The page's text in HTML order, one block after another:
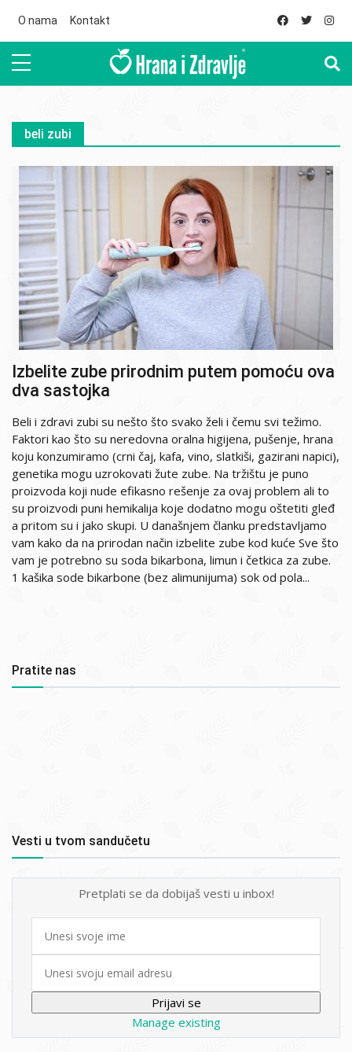
O nama Kontakt
beli zubi
Izbelite zube prirodnim putem pomoću ova
dva sastojka
Beli i zdravi zubi su nešto što svako želi i čemu svi težimo.
Faktori kao što su neredovna oralna higijena, pušenje, hrana
koju konzumiramo (crni čaj, kafa, vino, slatkiši, gazirani napici),
genetika mogu uzrokovati žute zube. Na tržištu je puno
proizvoda koji nude efikasno rešenje za ovaj problem ali to
su proizvodi puni hemikalija koje dodatno mogu oštetiti gleđ
a pritom su i jako skupi. U današnjem članku predstavljamo
vam kako da na prirodan način izbelite zube kod kuće Sve što
vam je potrebno su soda bikarbona, limun i četkica za zube.
1 kašika sode bikarbone (bez alimunijuma) sok od pola...
Pratite nas
Vesti u tvom sandučetu
Pretplati se da dobijaš vesti u inbox!
First
Manage existing